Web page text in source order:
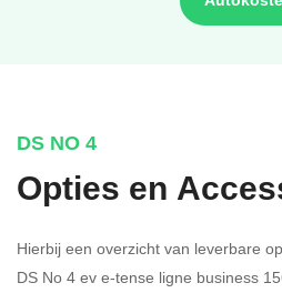
DS NO 4
Opties en
Hierbij een overzicht van leverbare
DS No 4 ev e-tense ligne business